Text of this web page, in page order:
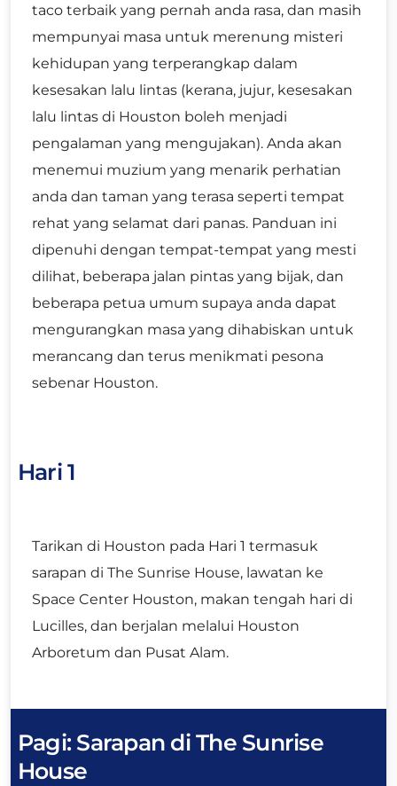
taco terbaik yang pernah anda rasa, dan masih
mempunyai masa untuk merenung misteri
kehidupan yang terperangkap dalam
kesesakan lalu lintas (kerana, jujur, kesesakan
lalu lintas di Houston boleh menjadi
pengalaman yang mengujakan). Anda akan
menemui muzium yang menarik perhatian
anda dan taman yang terasa seperti tempat
rehat yang selamat dari panas. Panduan ini
dipenuhi dengan tempat-tempat yang mesti
dilihat, beberapa jalan pintas yang bijak, dan
beberapa petua umum supaya anda dapat
mengurangkan masa yang dihabiskan untuk
merancang dan terus menikmati pesona
sebenar Houston.
Hari 1
Tarikan di Houston pada Hari 1 termasuk
sarapan di The Sunrise House, lawatan ke
Space Center Houston, makan tengah hari di
Lucilles, dan berjalan melalui Houston
Arboretum dan Pusat Alam.
Pagi: Sarapan di The Sunrise
House